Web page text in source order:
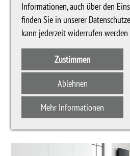
Seit Generationen machen Hausgeräte
wenig einfacher: als bemerkenswert
die höchsten Ansprüche ihrer
in ebenso zahllosen Haushalten – um
wir brauchen, um unsere Lebensqualität
Informationen, auch über den
finden Sie in unserer
kann jederzeit widerrufen
Zustimmen
Ablehnen
Mehr Informationen